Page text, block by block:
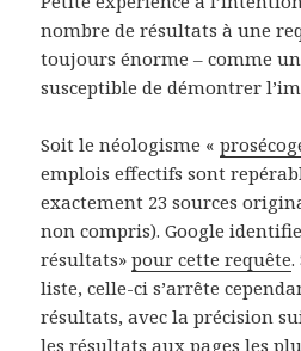
nombre de résultats à une
toujours énorme – comme
susceptible de démontrer
Soit le néologisme «
emplois effectifs sont
exactement 23 sources
non compris). Google
résultats»pour cette requête.
liste, celle-ci s’arrête
résultats, avec la précision
les résultats aux pages les